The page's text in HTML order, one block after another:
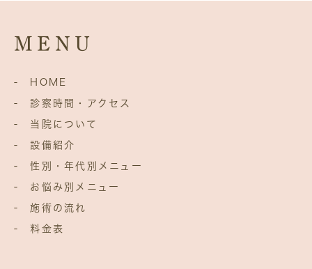
MENU
- HOME
- 診察時間・アクセス
- 当院について
- 設備紹介
- 性別・年代別メニュー
- お悩み別メニュー
- 施術の流れ
- 料金表